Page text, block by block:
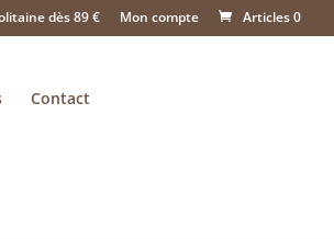
dès 89 € Mon compte Articles 0
Contact